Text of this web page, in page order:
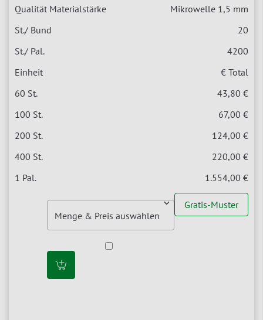
Mikrowelle 1,5 mm
20
4200
€ Total
43,80 €
67,00 €
124,00 €
220,00 €
1.554,00 €
Gratis-Muster